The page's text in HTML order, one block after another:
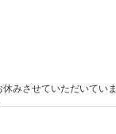
みさせていただいていま